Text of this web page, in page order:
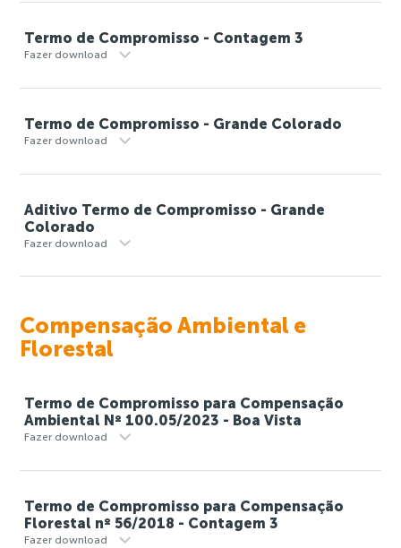
Termo de Compromisso - Contagem 3
Fazer download
Termo de Compromisso - Grande Colorado
Fazer download
Aditivo Termo de Compromisso - Grande
Colorado
Fazer download
Compensação Ambiental e
Florestal
Termo de Compromisso para Compensação
Ambiental Nº 100.05/2023 - Boa Vista
Fazer download
Termo de Compromisso para Compensação
Florestal nº 56/2018 - Contagem 3
Fazer download